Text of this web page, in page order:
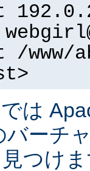
/www/
は
バーチ
つけ